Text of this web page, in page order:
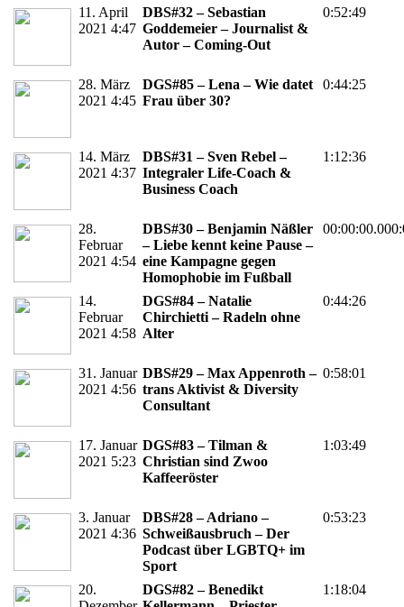
11. April
2021 4:47
DBS#32 – Sebastian
Goddemeier – Journalist &
Autor – Coming-Out
0:52:49
28. März
2021 4:45
DGS#85 – Lena – Wie datet
Frau über 30?
0:44:25
14. März
2021 4:37
DBS#31 – Sven Rebel –
Integraler Life-Coach &
Business Coach
1:12:36
28.
Februar
2021 4:54
DBS#30 – Benjamin Näßler
– Liebe kennt keine Pause –
eine Kampagne gegen
Homophobie im Fußball
14.
Februar
2021 4:58
DGS#84 – Natalie
Chirchietti – Radeln ohne
Alter
0:44:26
31. Januar
2021 4:56
DBS#29 – Max Appenroth –
trans Aktivist & Diversity
Consultant
0:58:01
17. Januar
2021 5:23
DGS#83 – Tilman &
Christian sind Zwoo
Kaffeeröster
1:03:49
3. Januar
2021 4:36
DBS#28 – Adriano –
Schweißausbruch – Der
Podcast über LGBTQ+ im
Sport
0:53:23
20.
DGS#82 – Benedikt
1:18:04